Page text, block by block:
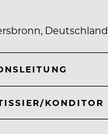
Deutschland
KONDITOR